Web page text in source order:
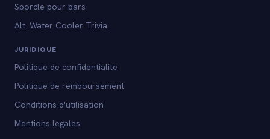
Sporcle pour bars
Alt. Water Cooler Trivia
JURIDIQUE
Politique de confidentialite
Politique de remboursement
Conditions d'utilisation
Mentions legales